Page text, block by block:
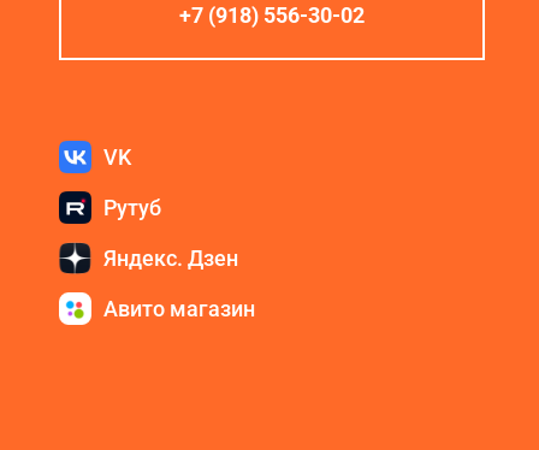
+7 (918) 556-30-02
VK
Рутуб
Яндекс. Дзен
Авито магазин